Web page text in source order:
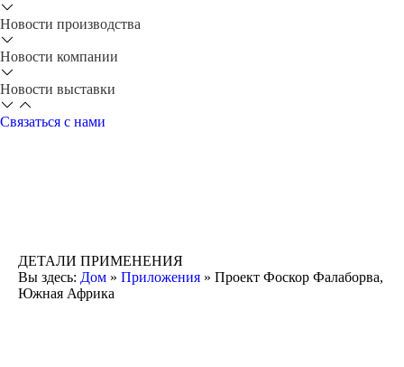
Новости производства
Новости компании
Новости выставки
Связаться с нами
ДЕТАЛИ ПРИМЕНЕНИЯ
Вы здесь: Дом » Приложения » Проект Фоскор Фалаборва,
Южная Африка